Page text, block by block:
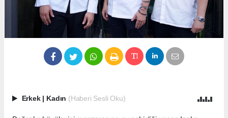
Erkek | Kadın (Haberi Sesli Oku)